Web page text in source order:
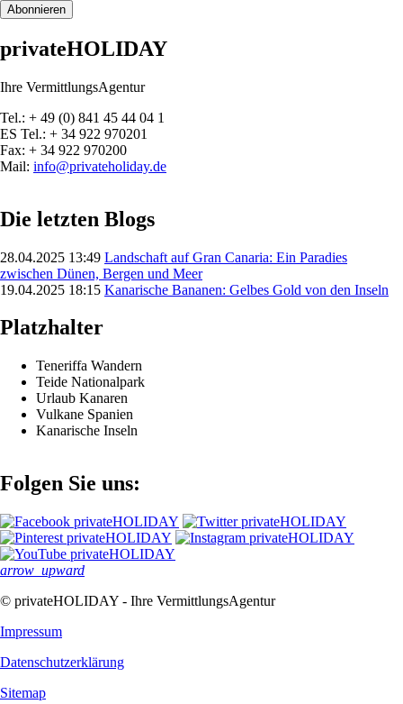
Abonnieren
privateHOLIDAY
Ihre VermittlungsAgentur
Tel.: + 49 (0) 841 45 44 04 1
ES Tel.: + 34 922 970201
Fax: + 34 922 970200
Mail: info@privateholiday.de
Die letzten Blogs
28.04.2025 13:49 Landschaft auf Gran Canaria: Ein Paradies
zwischen Dünen, Bergen und Meer
19.04.2025 18:15 Kanarische Bananen: Gelbes Gold von den Inseln
Platzhalter
Teneriffa Wandern
Teide Nationalpark
Urlaub Kanaren
Vulkane Spanien
Kanarische Inseln
Folgen Sie uns:
arrow_upward
© privateHOLIDAY - Ihre VermittlungsAgentur
Impressum
Datenschutz­erklärung
Sitemap